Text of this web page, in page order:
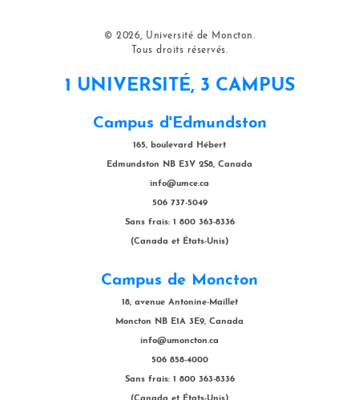
© 2026, Université de Moncton.
Tous droits réservés.
1 UNIVERSITÉ, 3 CAMPUS
Campus d'Edmundston
165, boulevard Hébert
Edmundston NB E3V 2S8, Canada
info@umce.ca
506 737-5049
Sans frais: 1 800 363-8336
(Canada et États-Unis)
Campus de Moncton
18, avenue Antonine-Maillet
Moncton NB E1A 3E9, Canada
info@umoncton.ca
506 858-4000
Sans frais: 1 800 363-8336